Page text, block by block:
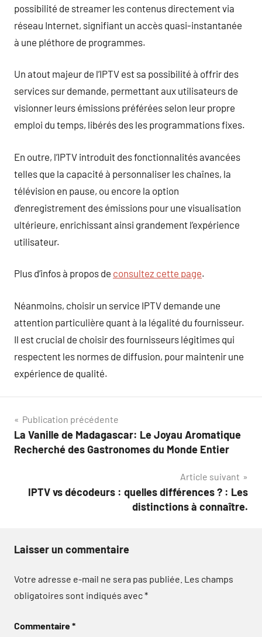
possibilité de streamer les contenus directement via
réseau Internet, signifiant un accès quasi-instantanée
à une pléthore de programmes.
Un atout majeur de l’IPTV est sa possibilité à offrir des
services sur demande, permettant aux utilisateurs de
visionner leurs émissions préférées selon leur propre
emploi du temps, libérés des les programmations fixes.
En outre, l’IPTV introduit des fonctionnalités avancées
telles que la capacité à personnaliser les chaînes, la
télévision en pause, ou encore la option
d’enregistrement des émissions pour une visualisation
ultérieure, enrichissant ainsi grandement l’expérience
utilisateur.
Plus d’infos à propos de consultez cette page.
Néanmoins, choisir un service IPTV demande une
attention particulière quant à la légalité du fournisseur.
Il est crucial de choisir des fournisseurs légitimes qui
respectent les normes de diffusion, pour maintenir une
expérience de qualité.
Navigation
de
Publication précédente
La Vanille de Madagascar: Le Joyau Aromatique
Recherché des Gastronomes du Monde Entier
Article suivant
IPTV vs décodeurs : quelles différences ? : Les
distinctions à connaître.
Laisser un commentaire
Votre adresse e-mail ne sera pas publiée. Les champs
obligatoires sont indiqués avec*
Commentaire*